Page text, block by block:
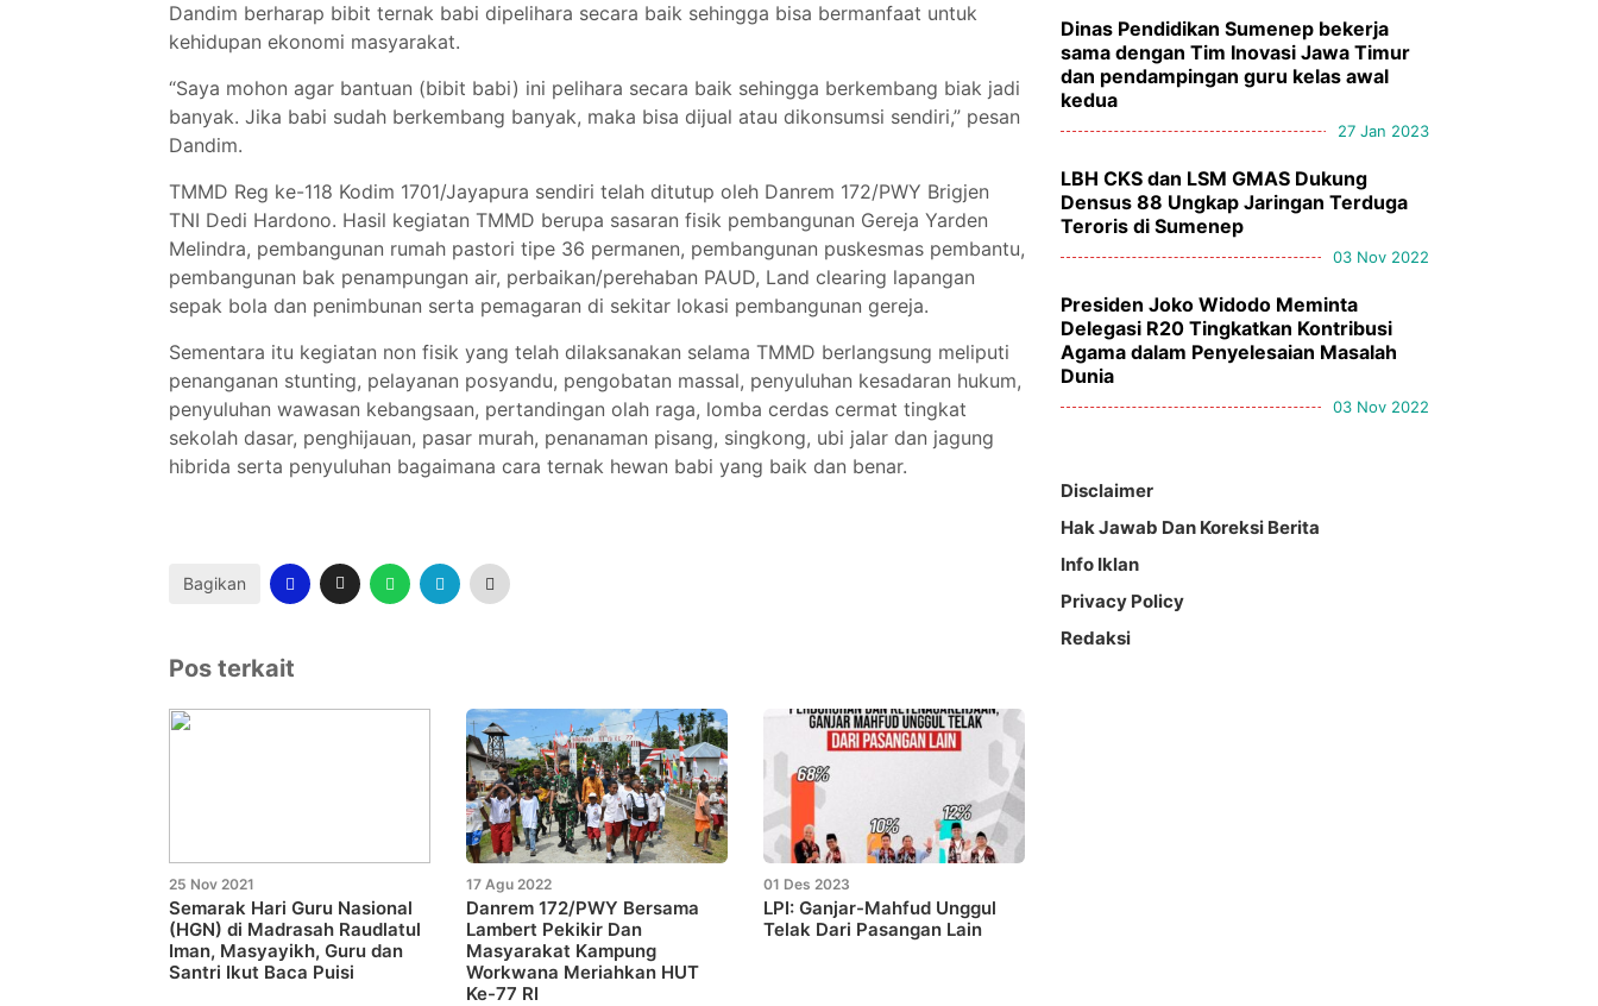
Dandim berharap bibit ternak babi dipelihara secara baik sehingga bisa bermanfaat untuk
kehidupan ekonomi masyarakat.
“Saya mohon agar bantuan (bibit babi) ini pelihara secara baik sehingga berkembang biak jadi
banyak. Jika babi sudah berkembang banyak, maka bisa dijual atau dikonsumsi sendiri,” pesan
Dandim.
TMMD Reg ke-118 Kodim 1701/Jayapura sendiri telah ditutup oleh Danrem 172/PWY Brigjen
TNI Dedi Hardono. Hasil kegiatan TMMD berupa sasaran fisik pembangunan Gereja Yarden
Melindra, pembangunan rumah pastori tipe 36 permanen, pembangunan puskesmas pembantu,
pembangunan bak penampungan air, perbaikan/perehaban PAUD, Land clearing lapangan
sepak bola dan penimbunan serta pemagaran di sekitar lokasi pembangunan gereja.
Sementara itu kegiatan non fisik yang telah dilaksanakan selama TMMD berlangsung meliputi
penanganan stunting, pelayanan posyandu, pengobatan massal, penyuluhan kesadaran hukum,
penyuluhan wawasan kebangsaan, pertandingan olah raga, lomba cerdas cermat tingkat
sekolah dasar, penghijauan, pasar murah, penanaman pisang, singkong, ubi jalar dan jagung
hibrida serta penyuluhan bagaimana cara ternak hewan babi yang baik dan benar.
Bagikan
Pos terkait
25 Nov 2021
Semarak Hari Guru Nasional
(HGN) di Madrasah Raudlatul
Iman, Masyayikh, Guru dan
Santri Ikut Baca Puisi
17 Agu 2022
Danrem 172/PWY Bersama
Lambert Pekikir Dan
Masyarakat Kampung
Workwana Meriahkan HUT
Ke-77 RI
01 Des 2023
LPI: Ganjar-Mahfud Unggul
Telak Dari Pasangan Lain
Dinas Pendidikan Sumenep bekerja
sama dengan Tim Inovasi Jawa Timur
dan pendampingan guru kelas awal
kedua
27 Jan 2023
LBH CKS dan LSM GMAS Dukung
Densus 88 Ungkap Jaringan Terduga
Teroris di Sumenep
03 Nov 2022
Presiden Joko Widodo Meminta
Delegasi R20 Tingkatkan Kontribusi
Agama dalam Penyelesaian Masalah
Dunia
03 Nov 2022
Disclaimer
Hak Jawab Dan Koreksi Berita
Info Iklan
Privacy Policy
Redaksi